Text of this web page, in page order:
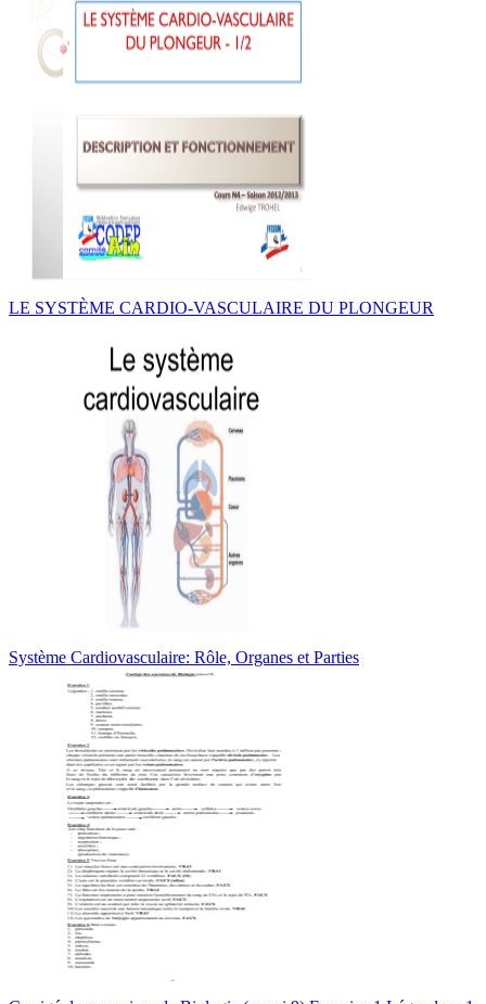
LE SYSTÈME CARDIO-VASCULAIRE DU PLONGEUR
Système Cardiovasculaire: Rôle, Organes et Parties